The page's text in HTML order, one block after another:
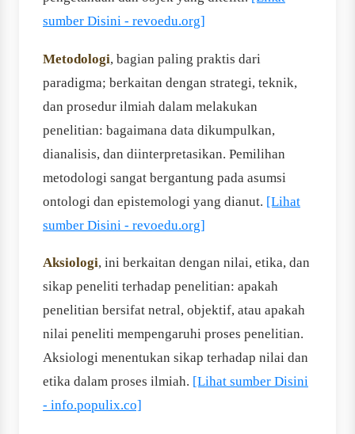
sumber Disini - revoedu.org]
Metodologi, bagian paling praktis dari
paradigma; berkaitan dengan strategi, teknik,
dan prosedur ilmiah dalam melakukan
penelitian: bagaimana data dikumpulkan,
dianalisis, dan diinterpretasikan. Pemilihan
metodologi sangat bergantung pada asumsi
ontologi dan epistemologi yang dianut. [Lihat
sumber Disini - revoedu.org]
Aksiologi, ini berkaitan dengan nilai, etika, dan
sikap peneliti terhadap penelitian: apakah
penelitian bersifat netral, objektif, atau apakah
nilai peneliti mempengaruhi proses penelitian.
Aksiologi menentukan sikap terhadap nilai dan
etika dalam proses ilmiah. [Lihat sumber Disini
- info.populix.co]